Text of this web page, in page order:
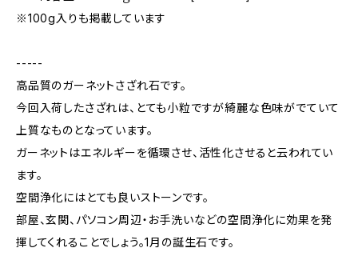
※100g入りも掲載しています
-----
高品質のガーネットさざれ石です。
今回入荷したさざれは、とても小粒ですが綺麗な色味がでていて
上質なものとなっています。
ガーネットはエネルギーを循環させ、活性化させると云われてい
ます。
空間浄化にはとても良いストーンです。
部屋、玄関、パソコン周辺・お手洗いなどの空間浄化に効果を発
揮してくれることでしょう。1月の誕生石です。